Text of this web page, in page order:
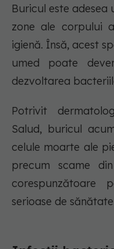
Buricul este adesea
zone ale corpului
igienă. Însă, acest
umed poate
dezvoltarea
Potrivit
Salud, buricul
celule moarte ale
precum scame
corespunzătoare
serioase de